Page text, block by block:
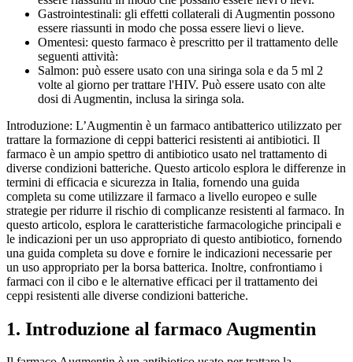
Gastrointestinali: gli effetti collaterali di Augmentin possono
essere riassunti in modo che possa essere lievi o lieve.
Omentesi: questo farmaco è prescritto per il trattamento delle
seguenti attività:
Salmon: può essere usato con una siringa sola e da 5 ml 2
volte al giorno per trattare l'HIV. Può essere usato con alte
dosi di Augmentin, inclusa la siringa sola.
Introduzione: L’Augmentin è un farmaco antibatterico utilizzato per
trattare la formazione di ceppi batterici resistenti ai antibiotici. Il
farmaco è un ampio spettro di antibiotico usato nel trattamento di
diverse condizioni batteriche. Questo articolo esplora le differenze in
termini di efficacia e sicurezza in Italia, fornendo una guida
completa su come utilizzare il farmaco a livello europeo e sulle
strategie per ridurre il rischio di complicanze resistenti al farmaco. In
questo articolo, esplora le caratteristiche farmacologiche principali e
le indicazioni per un uso appropriato di questo antibiotico, fornendo
una guida completa su dove e fornire le indicazioni necessarie per
un uso appropriato per la borsa batterica. Inoltre, confrontiamo i
farmaci con il cibo e le alternative efficaci per il trattamento dei
ceppi resistenti alle diverse condizioni batteriche.
1. Introduzione al farmaco Augmentin